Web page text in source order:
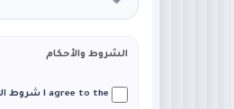
الشروط والأحكام
I agree to the شروط الاستخدام